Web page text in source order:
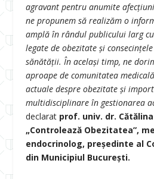
agravant pentru anumite
ne propunem să realizăm o
amplă în rândul publicului larg
legate de obezitate și
sănătății. În același timp, ne
aproape de comunitatea
actuale despre obezitate și
multidisciplinare în gestionarea
declarat prof. univ. dr.
„Controlează Obezitatea”,
endocrinolog, președinte al
din Municipiul București.